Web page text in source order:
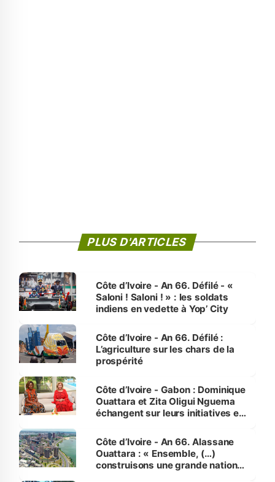
PLUS D'ARTICLES
Côte d’Ivoire - An 66. Défilé - «
Saloni ! Saloni ! » : les soldats
indiens en vedette à Yop’ City
Côte d’Ivoire - An 66. Défilé :
L’agriculture sur les chars de la
prospérité
Côte d’Ivoire - Gabon : Dominique
Ouattara et Zita Oligui Nguema
échangent sur leurs initiatives en
enfants
Côte d’Ivoire - An 66. Alassane
Ouattara : « Ensemble, (…)
construisons une grande nation